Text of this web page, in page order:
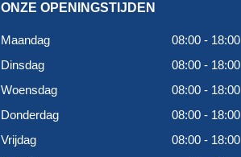
ONZE OPENINGSTIJDEN
Maandag
08:00 - 18:00
Dinsdag
08:00 - 18:00
Woensdag
08:00 - 18:00
Donderdag
08:00 - 18:00
Vrijdag
08:00 - 18:00